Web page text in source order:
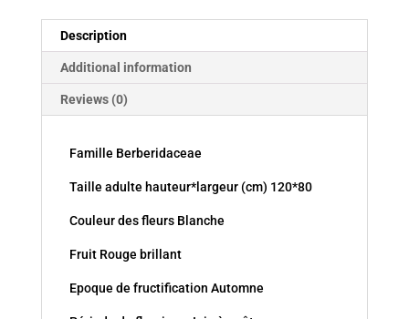
Description
Additional information
Reviews (0)
Famille Berberidaceae
Taille adulte hauteur*largeur (cm) 120*80
Couleur des fleurs Blanche
Fruit Rouge brillant
Epoque de fructification Automne